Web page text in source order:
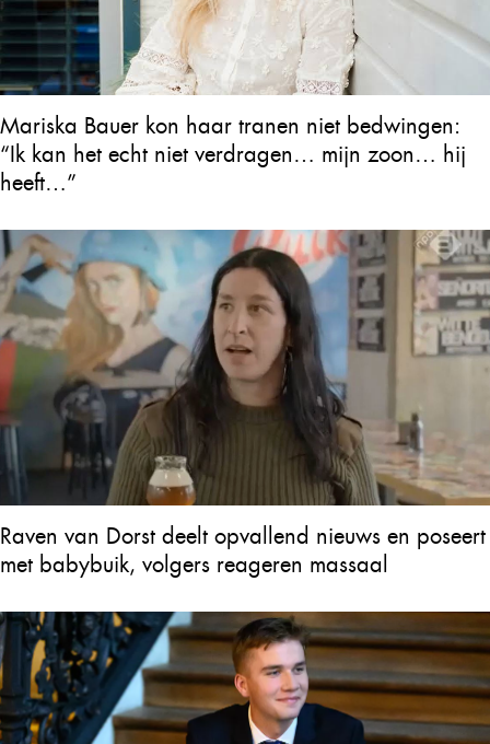
Mariska Bauer kon haar tranen niet bedwingen:
“Ik kan het echt niet verdragen… mijn zoon… hij
heeft…”
Raven van Dorst deelt opvallend nieuws en poseert
met babybuik, volgers reageren massaal